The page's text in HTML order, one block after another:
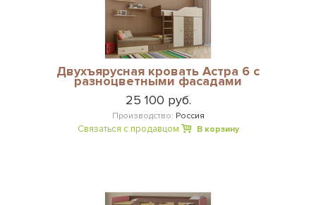
Двухъярусная кровать Астра 6 с
разноцветными фасадами
25 100 руб.
Производство: Россия
Связаться с продавцом В корзину